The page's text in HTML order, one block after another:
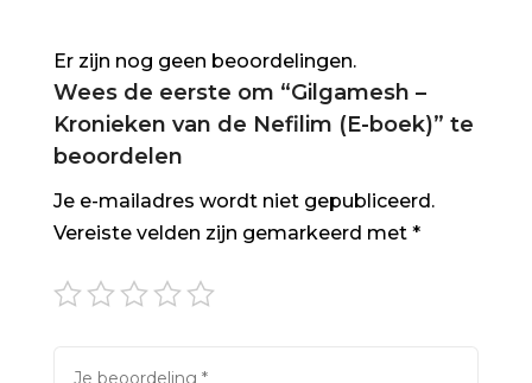
Er zijn nog geen beoordelingen.
Wees de eerste om “Gilgamesh –
Kronieken van de Nefilim (E-boek)” te
beoordelen
Je e-mailadres wordt niet gepubliceerd.
Vereiste velden zijn gemarkeerd met *